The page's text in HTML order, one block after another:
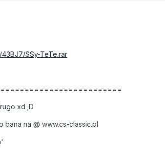
SSy-TeTe.rar
xd ;D
bana na @ www.cs-classic.pl